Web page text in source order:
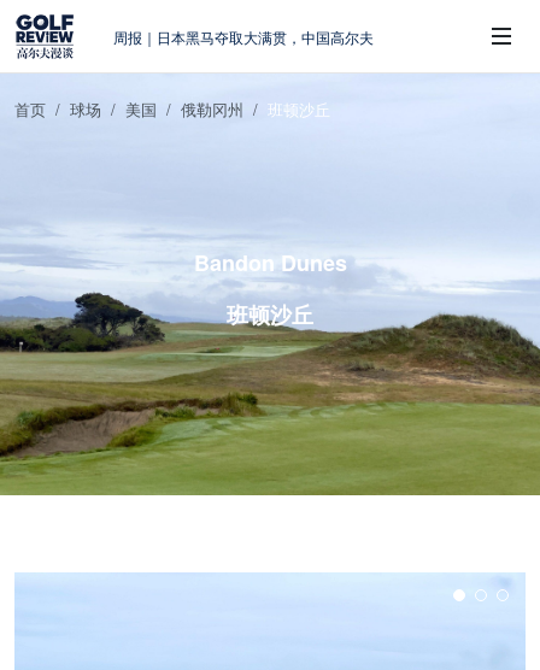
周报｜日本黑马夺取大满贯，中国高尔夫
首页 球场 美国 俄勒冈州 班顿沙丘
Bandon Dunes
班顿沙丘